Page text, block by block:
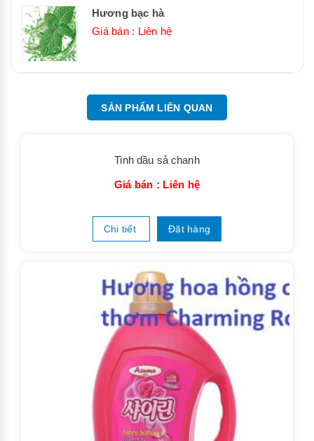
Hương bạc hà
Giá bán : Liên hệ
SẢN PHẨM LIÊN QUAN
Tinh dầu sả chanh